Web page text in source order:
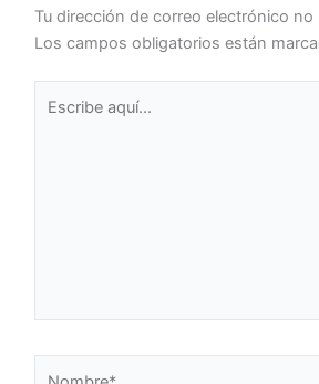
Tu dirección de correo electrónico no
Los campos obligatorios están
aquí...